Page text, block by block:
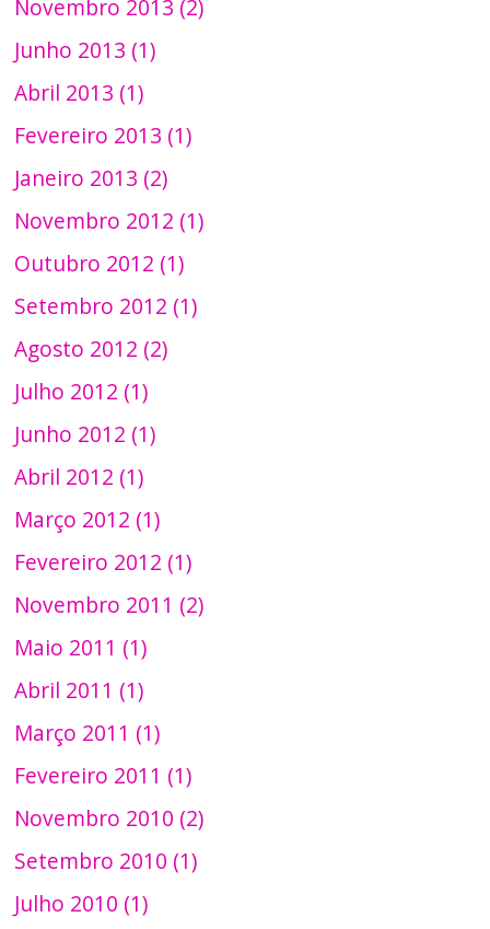
Novembro 2013 (2)
Junho 2013 (1)
Abril 2013 (1)
Fevereiro 2013 (1)
Janeiro 2013 (2)
Novembro 2012 (1)
Outubro 2012 (1)
Setembro 2012 (1)
Agosto 2012 (2)
Julho 2012 (1)
Junho 2012 (1)
Abril 2012 (1)
Março 2012 (1)
Fevereiro 2012 (1)
Novembro 2011 (2)
Maio 2011 (1)
Abril 2011 (1)
Março 2011 (1)
Fevereiro 2011 (1)
Novembro 2010 (2)
Setembro 2010 (1)
Julho 2010 (1)